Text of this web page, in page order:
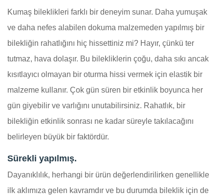
Kumaş bileklikleri farklı bir deneyim sunar. Daha yumuşak
ve daha nefes alabilen dokuma malzemeden yapılmış bir
bilekliğin rahatlığını hiç hissettiniz mi? Hayır, çünkü ter
tutmaz, hava dolaşır. Bu bilekliklerin çoğu, daha sıkı ancak
kısıtlayıcı olmayan bir oturma hissi vermek için elastik bir
malzeme kullanır. Çok gün süren bir etkinlik boyunca her
gün giyebilir ve varlığını unutabilirsiniz. Rahatlık, bir
bilekliğin etkinlik sonrası ne kadar süreyle takılacağını
belirleyen büyük bir faktördür.
Sürekli yapılmış.
Dayanıklılık, herhangi bir ürün değerlendirilirken genellikle
ilk aklımıza gelen kavramdır ve bu durumda bileklik için de